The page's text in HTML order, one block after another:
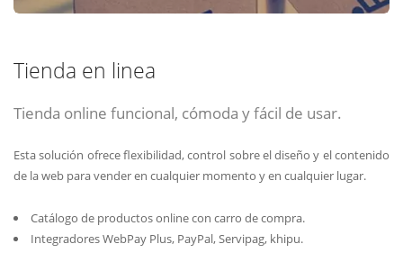
Tienda en linea
Tienda online funcional, cómoda y fácil de usar.
Esta solución ofrece flexibilidad, control sobre el diseño y el contenido
de la web para vender en cualquier momento y en cualquier lugar.
Catálogo de productos online con carro de compra.
Integradores WebPay Plus, PayPal, Servipag, khipu.